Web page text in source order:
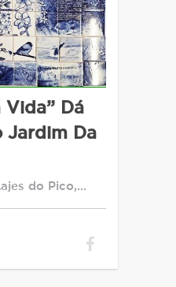
Vida” Dá
Jardim Da
do Pico,…